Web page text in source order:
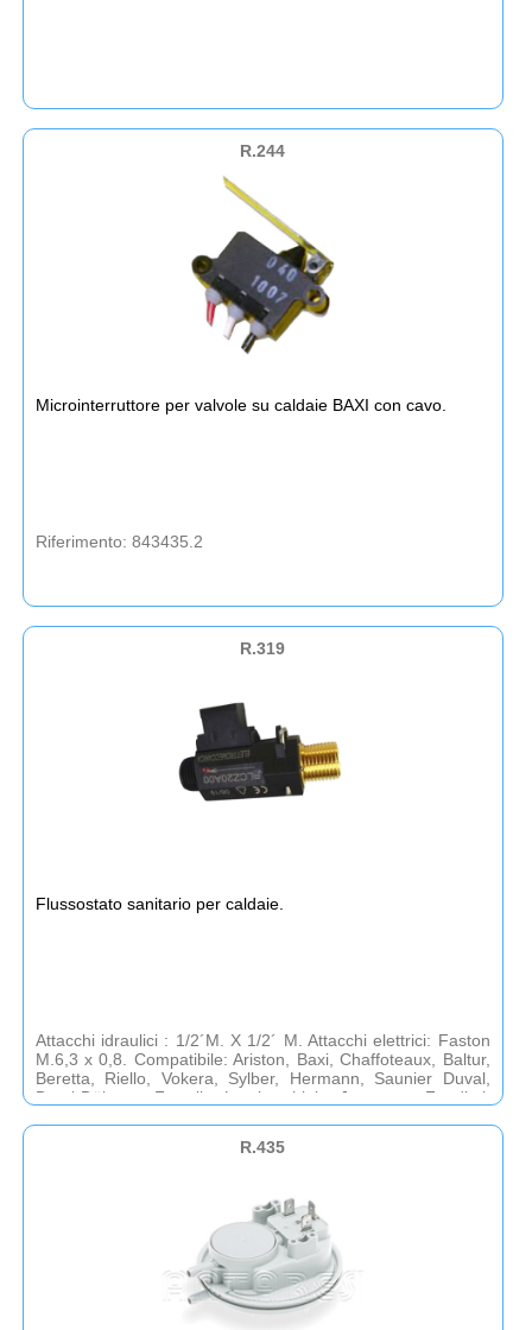
R.244
Microinterruttore per valvole su caldaie BAXI con cavo.
Riferimento: 843435.2
R.319
Flussostato sanitario per caldaie.
Attacchi idraulici : 1/2´M. X 1/2´ M. Attacchi elettrici: Faston
M.6,3 x 0,8. Compatibile: Ariston, Baxi, Chaffoteaux, Baltur,
Beretta, Riello, Vokera, Sylber, Hermann, Saunier Duval,
DemirDökum, Ferroli, Lamborghini, Joannes, Fondital,
R.435